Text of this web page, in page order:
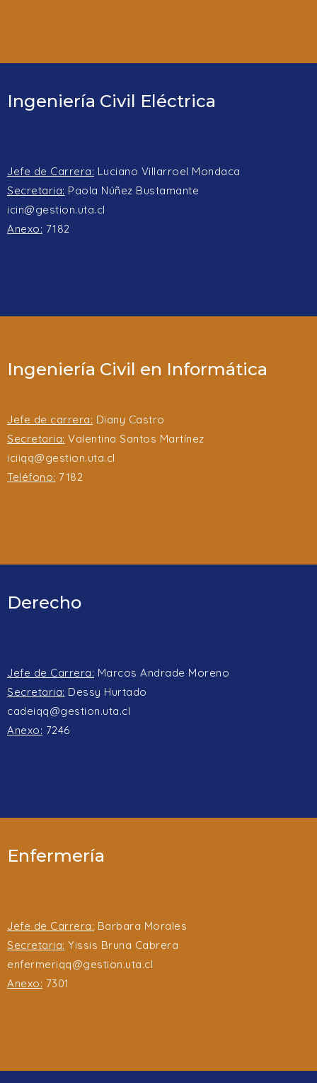
Ingeniería Civil Eléctrica
Jefe de Carrera: Luciano Villarroel Mondaca
Secretaria: Paola Núñez Bustamante
icin@gestion.uta.cl
Anexo: 7182
Ingeniería Civil en Informática
Jefe de carrera: Diany Castro
Secretaria: Valentina Santos Martínez
iciiqq@gestion.uta.cl
Teléfono: 7182
Derecho
Jefe de Carrera: Marcos Andrade Moreno
Secretaria: Dessy Hurtado
cadeiqq@gestion.uta.cl
Anexo: 7246
Enfermería
Jefe de Carrera: Barbara Morales
Secretaria: Yissis Bruna Cabrera
enfermeriqq@gestion.uta.cl
Anexo: 7301